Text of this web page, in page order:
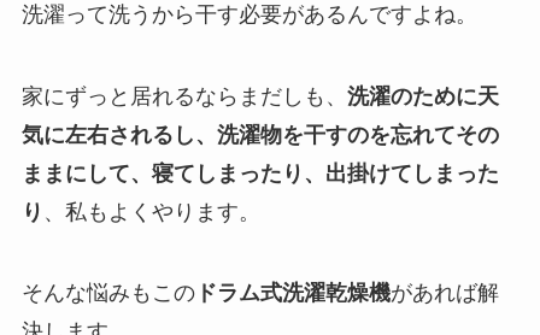
洗濯って洗うから干す必要があるんですよね。
家にずっと居れるならまだしも、 洗濯のために天
気に左右されるし、洗濯物を干すのを忘れてその
ままにして、寝てしまったり、出掛けてしまった
り 、私もよくやります。
そんな悩みもこのドラム式洗濯乾燥機があれば解